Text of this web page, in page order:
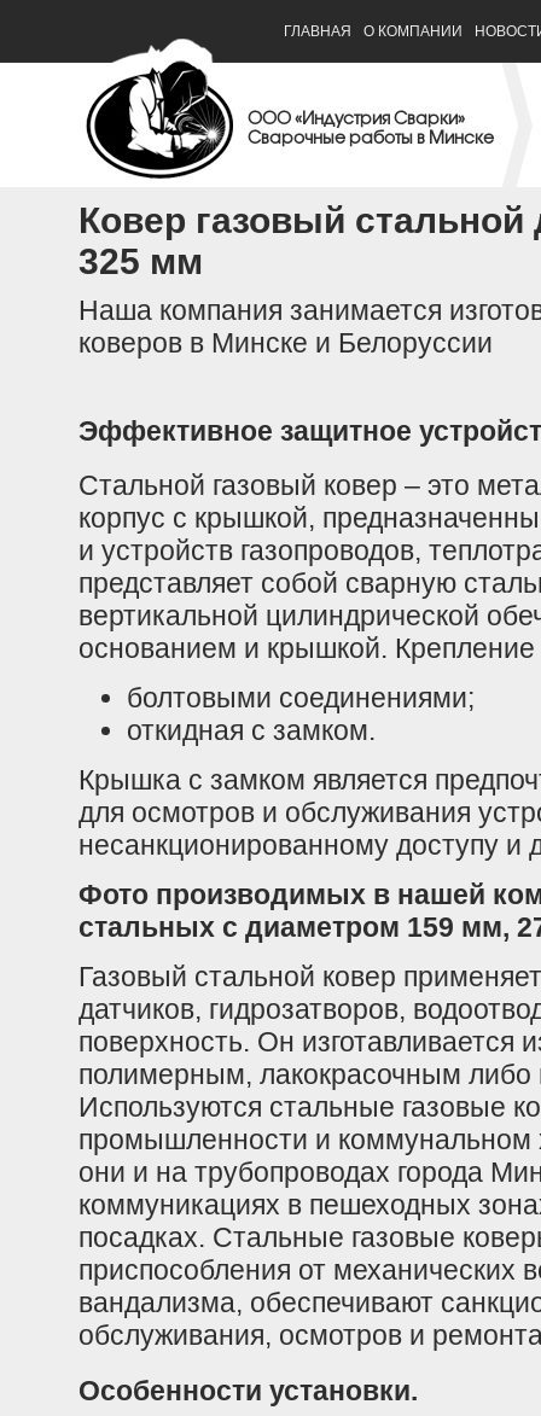
ГЛАВНАЯ О КОМПАНИИ
ООО «Индустрия Сварки»
Сварочные работы в Минске
Ковер газовый
325 мм
Наша компания занимается
коверов в Минске и Белоруссии
Эффективное защитное
Стальной газовый ковер – это
корпус с крышкой,
и устройств газопроводов,
представляет собой сварную
вертикальной цилиндрической
основанием и крышкой.
болтовыми соединениями;
откидная с замком.
Крышка с замком является
для осмотров и обслуживания
несанкционированному доступу и
Фото производимых в нашей
стальных с диаметром 159 мм,
Газовый стальной ковер
датчиков, гидрозатворов,
поверхность. Он изготавливается
полимерным, лакокрасочным
Используются стальные газовые
промышленности и коммунальном
они и на трубопроводах города
коммуникациях в пешеходных
посадках. Стальные газовые
приспособления от механических
вандализма, обеспечивают
обслуживания, осмотров и
Особенности установки.